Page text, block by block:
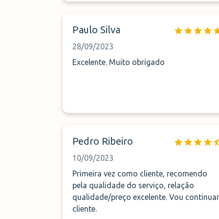
Paulo Silva
28/09/2023
Excelente. Muito obrigado
Pedro Ribeiro
10/09/2023
Primeira vez como cliente, recomendo
pela qualidade do serviço, relação
qualidade/preço excelente. Vou continuar
cliente.